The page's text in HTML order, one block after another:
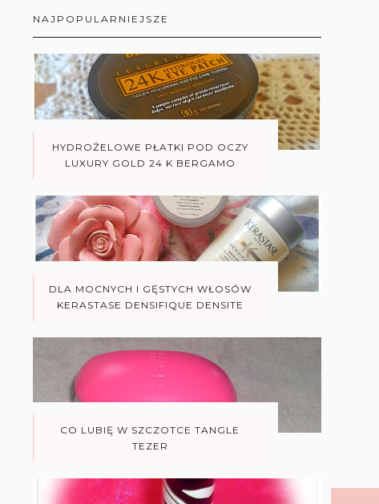
NAJPOPULARNIEJSZE
HYDROŻELOWE PŁATKI POD OCZY
LUXURY GOLD 24 K BERGAMO
DLA MOCNYCH I GĘSTYCH WŁOSÓW
KERASTASE DENSIFIQUE DENSITE
CO LUBIĘ W SZCZOTCE TANGLE
TEZER